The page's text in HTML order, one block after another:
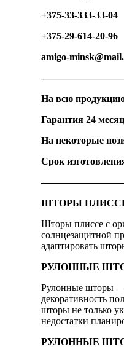
+375-33-333-33-04
+375-29-614-20-96
amigo-
На всю
Гарантия 24
На некоторые
Срок
ШТОРЫ
Шторы плиссе с
солнцезащитной
адаптировать
РУЛОННЫЕ
Рулонные шторы —
декоративность
шторы не только
недостатки
РУЛОННЫЕ